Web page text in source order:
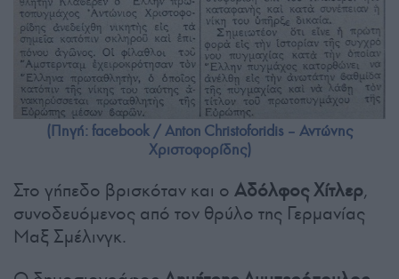
(Πηγή: facebook / Anton Christoforidis – Αντώνης
Χριστoφoρίδης)
Στο γήπεδο βρισκόταν και ο Αδόλφος Χίτλερ,
συνοδευόμενος από τον θρύλο της Γερμανίας
Μαξ Σμέλινγκ.